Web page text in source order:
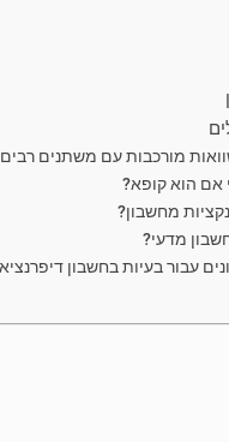
מורכבות עם משתנים
אם הוא קופא?
מחשבון?
מדעי?
עבור בעיות בחשבון